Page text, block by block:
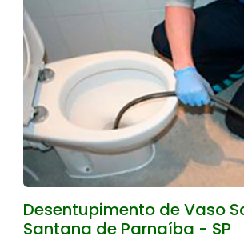
Desentupimento de Vaso
Santana de Parnaíba - SP